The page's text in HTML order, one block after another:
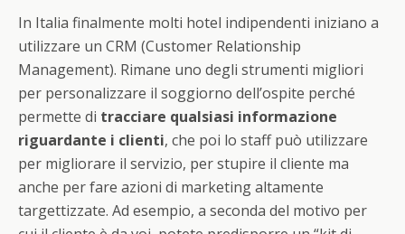
In Italia finalmente molti hotel indipendenti iniziano a
utilizzare un CRM (Customer Relationship
Management). Rimane uno degli strumenti migliori
per personalizzare il soggiorno dell’ospite perché
permette di tracciare qualsiasi informazione
riguardante i clienti, che poi lo staff può utilizzare
per migliorare il servizio, per stupire il cliente ma
anche per fare azioni di marketing altamente
targettizzate. Ad esempio, a seconda del motivo per